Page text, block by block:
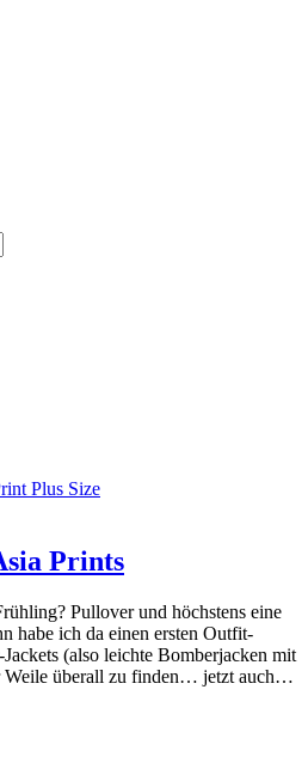
Prints
Pullover und höchstens eine
habe ich da einen ersten Outfit-
(also leichte Bomberjacken mit
Weile überall zu finden… jetzt auch…